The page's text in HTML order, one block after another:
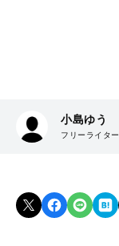
小島ゆう
フリーライター